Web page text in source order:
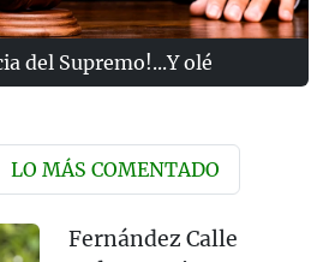
del Supremo!...Y olé
LO MÁS COMENTADO
Fernández Calle